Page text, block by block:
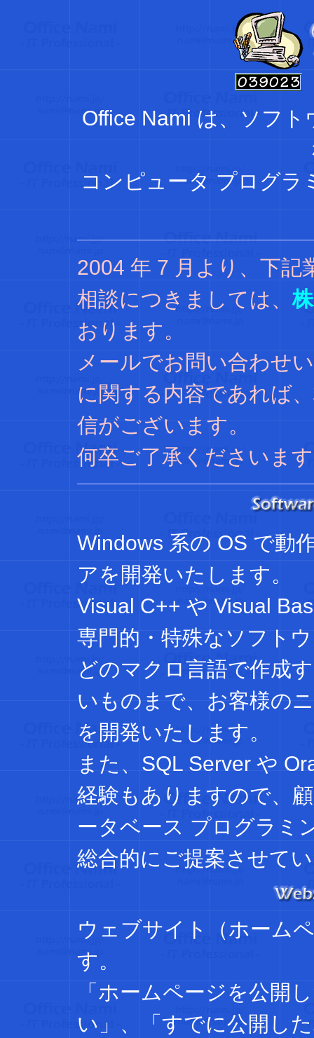
Office Nami は、ソフ
コンピュータ プログ
2004 年 7 月より、下記
相談につきましては、
おります。
メールでお問い合わせ
に関する内容であれば
信がございます。
何卒ご了承くださいま
Windows 系の OS で動
アを開発いたします。
Visual C++ や Visual
専門的・特殊なソフト
どのマクロ言語で作成
いものまで、お客様の
を開発いたします。
また、SQL Server や
経験もありますので、
ータベース プログラミ
総合的にご提案させて
ウェブサイト（ホーム
す。
「ホームページを公開
い」、「すでに公開し